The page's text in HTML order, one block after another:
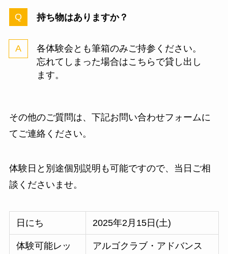
持ち物はありますか？
各体験会とも筆箱のみご持参ください。
忘れてしまった場合はこちらで貸し出し
ます。
その他のご質問は、下記お問い合わせフォームに
てご連絡ください。
体験日と別途個別説明も可能ですので、当日ご相
談くださいませ。
日にち 2025年2月15日(土)
体験可能レッ
アルゴクラブ・アドバンス